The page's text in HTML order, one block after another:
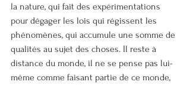
la nature, qui fait des expérimentations
pour dégager les lois qui régissent les
phénomènes, qui accumule une somme de
qualités au sujet des choses. Il reste à
distance du monde, il ne se pense pas lui-
même comme faisant partie de ce monde,